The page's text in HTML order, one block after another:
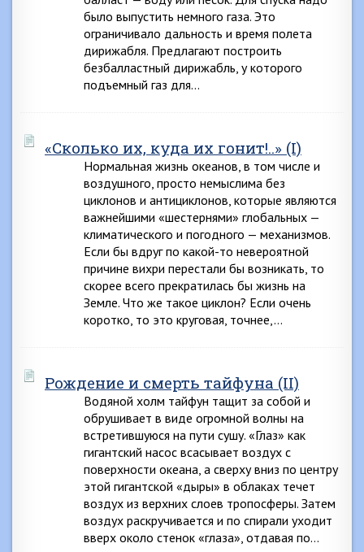
было выпустить немного газа. Это
ограничивало дальность и время полета
дирижабля. Предлагают построить
безбалластный дирижабль, у которого
подъемный газ для…
«Сколько их, куда их гонит!..» (I)
Нормальная жизнь океанов, в том числе и
воздушного, просто немыслима без
циклонов и антициклонов, которые являются
важнейшими «шестернями» глобальных —
климатического и погодного — механизмов.
Если бы вдруг по какой-то невероятной
причине вихри перестали бы возникать, то
скорее всего прекратилась бы жизнь на
Земле. Что же такое циклон? Если очень
коротко, то это круговая, точнее,…
Рождение и смерть тайфуна (II)
Водяной холм тайфун тащит за собой и
обрушивает в виде огромной волны на
встретившуюся на пути сушу. «Глаз» как
гигантский насос всасывает воздух с
поверхности океана, а сверху вниз по центру
этой гигантской «дыры» в облаках течет
воздух из верхних слоев тропосферы. Затем
воздух раскручивается и по спирали уходит
вверх около стенок «глаза», отдавая по…